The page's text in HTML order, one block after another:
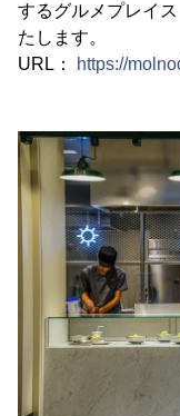
するグルメプレイ
たします。
URL：
https://